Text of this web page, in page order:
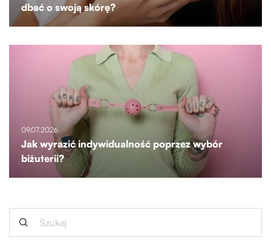
dbać o swoją skórę?
09.07.2026
Jak wyrazić indywidualność poprzez wybór
biżuterii?